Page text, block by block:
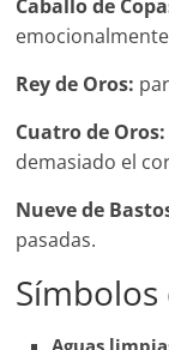
Caballo de
Rey de Oros:
Cuatro de Oros:
demasiado el
Nueve de
pasadas.